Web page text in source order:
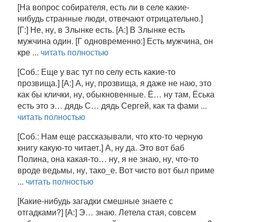
[На вопрос собирателя, есть ли в селе какие-
нибудь странные люди, отвечают отрицательно.]
[Г:] Не, ну, в Злынке есть. [А:] В Злынке есть
мужчина один. [Г одновременно:] Есть мужчина, он
кре ... читать полностью
[Соб.: Еще у вас тут по селу есть какие-то
прозвища.] [А:] А, ну, прозвища, я даже не наю, это
как бы клички, ну, обыкновенные. Ё… ну там, Ёська
есть это э… дядь С… дядь Сергей, как та фами ...
читать полностью
[Соб.: Нам еще рассказывали, что кто-то черную
книгу какую-то читает.] А, ну да. Это вот баб
Полина, она какая-то… ну, я не знаю, ну, что-то
вроде ведьмы, ну, тако_е. Вот чисто вот был приме
... читать полностью
[Какие-нибудь загадки смешные знаете с
отгадками?] [А:] Э… знаю. Летела стая, совсем